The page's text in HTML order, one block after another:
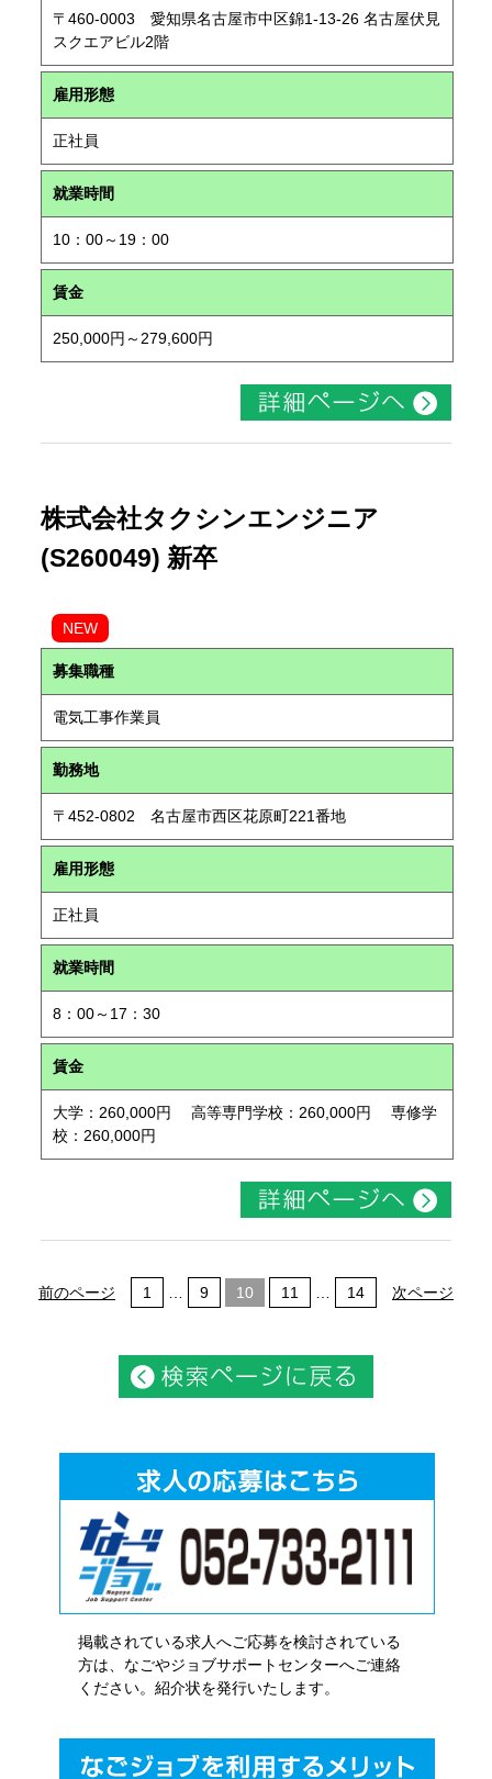
〒460-0003 愛知県名古屋市中区錦1-13-26 名古屋伏見
スクエアビル2階
雇用形態
正社員
就業時間
10：00～19：00
賃金
250,000円～279,600円
株式会社タクシンエンジニア
(S260049) 新卒
NEW
募集職種
電気工事作業員
勤務地
〒452-0802 名古屋市西区花原町221番地
雇用形態
正社員
就業時間
8：00～17：30
賃金
大学：260,000円 高等専門学校：260,000円 専修学
校：260,000円
前のページ 1 9 10 11 14 次ページ
掲載されている求人へご応募を検討されている
方は、なごやジョブサポートセンターへご連絡
ください。紹介状を発行いたします。